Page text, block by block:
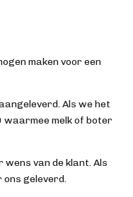
maken voor een
Als we het
waarmee melk of boter
van de klant. Als
ons geleverd.